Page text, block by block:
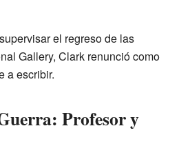
el regreso de las
Gallery, Clark renunció como
a escribir.
Profesor y